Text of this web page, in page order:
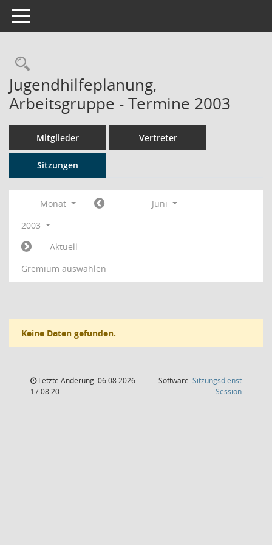
Toggle navigation
Rechercheauswahl
Jugendhilfeplanung,
Arbeitsgruppe - Termine 2003
Mitglieder Vertreter
Sitzungen
Monat
Juni
2003
Aktuell
Gremium auswählen
Keine Daten gefunden.
Letzte Änderung: 06.08.2026
17:08:20
Software:Sitzungsdienst
Session(Wird in